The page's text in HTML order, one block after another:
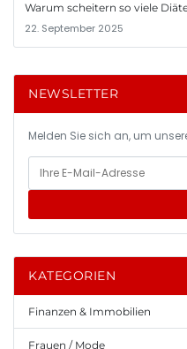
Warum scheitern so viele
22. September 2025
NEWSLETTER
Melden Sie sich an, um
KATEGORIEN
Finanzen & Immobilien
Frauen / Mode